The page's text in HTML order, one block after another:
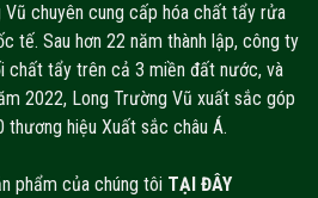
chuyên cung cấp hóa chất tẩy rửa
tế. Sau hơn 22 năm thành lập, công ty
chất tẩy trên cả 3 miền đất nước, và
2022, Long Trường Vũ xuất sắc góp
hiệu Xuất sắc châu Á.
phẩm của chúng tôi TẠI ĐÂY